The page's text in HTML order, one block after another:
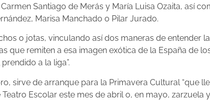
Santiago de Merás y María Luisa Ozaita, así
Marisa Manchado o Pilar Jurado.
o jotas, vinculando así dos maneras de entender
que remiten a esa imagen exótica de la España de
a la liga”.
sirve de arranque para la Primavera Cultural “que
Escolar este mes de abril o, en mayo,